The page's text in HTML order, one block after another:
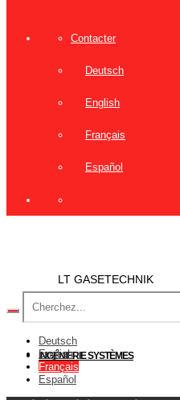
Contacter
Deutsch
English
Français
Español
LT GASETECHNIK
INGÉNIERIE SYSTÈMES
Deutsch
English
Français
Español